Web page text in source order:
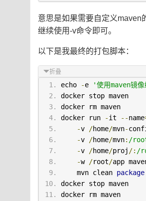
意思是如果需要自定义maven
继续使用-v命令即可。
以下是我最终的打包脚本：
折叠
echo -e
'使用maven镜
docker stop maven
docker rm maven
docker run
-it --name
-v /home/mvn-
-v /home/mvn: /
-v /home/proj /: /
-w /root/app
    mvn clean
package
docker stop maven
docker rm maven